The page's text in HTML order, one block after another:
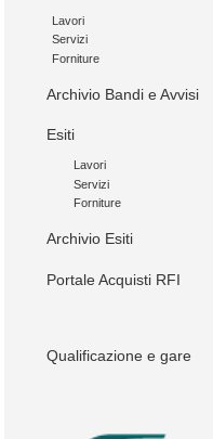
Lavori
Servizi
Forniture
Archivio Bandi e Avvisi
Esiti
Lavori
Servizi
Forniture
Archivio Esiti
Portale Acquisti RFI
Qualificazione e gare